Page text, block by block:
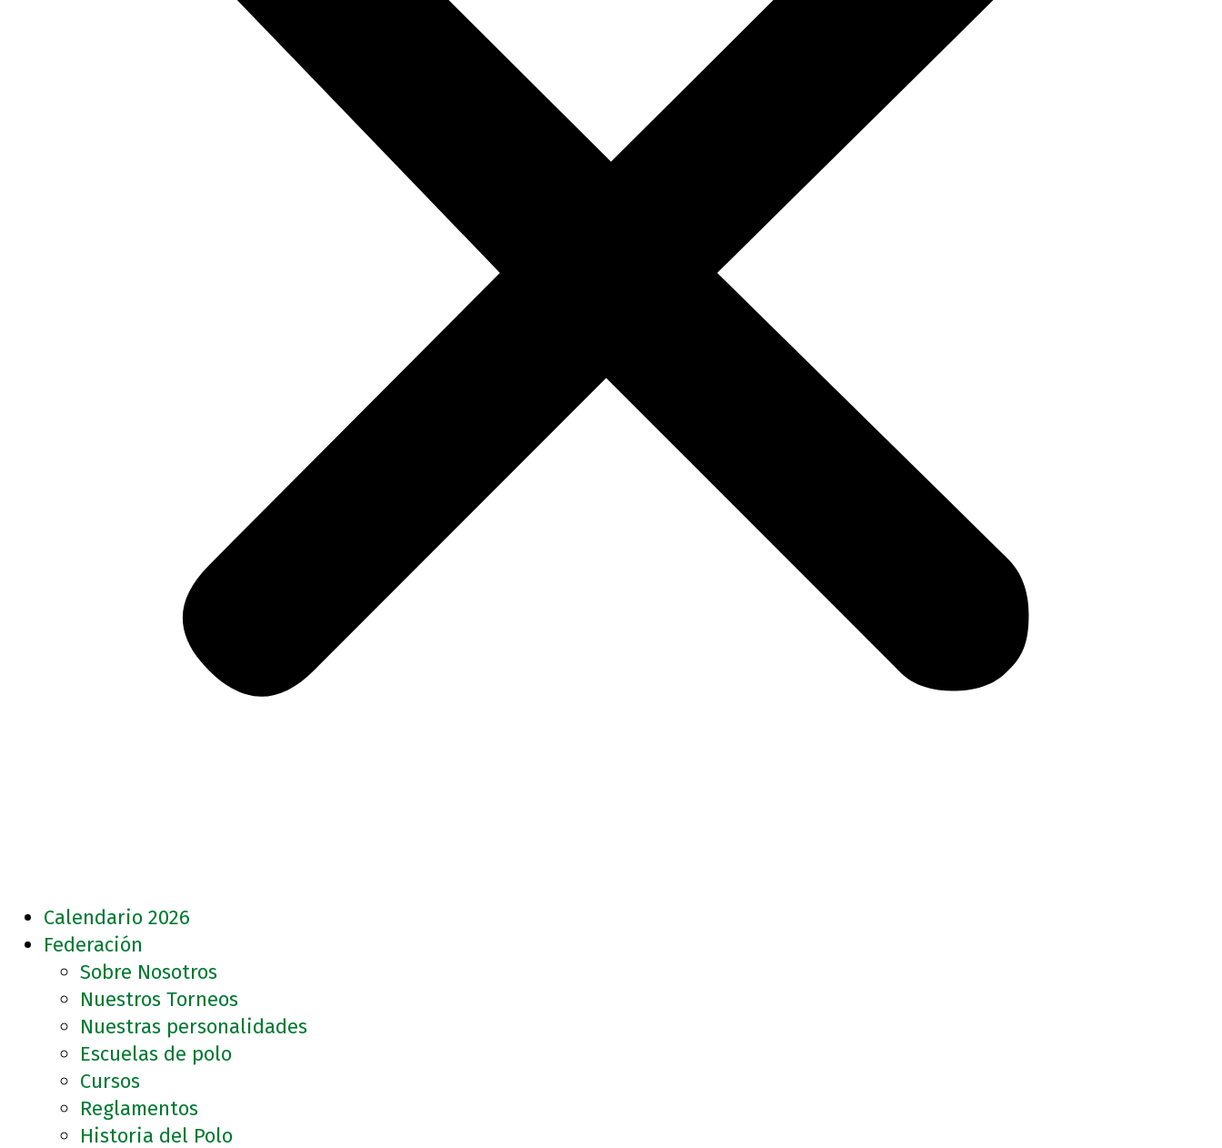
Calendario 2026
Federación
Sobre Nosotros
Nuestros Torneos
Nuestras personalidades
Escuelas de polo
Cursos
Reglamentos
Historia del Polo